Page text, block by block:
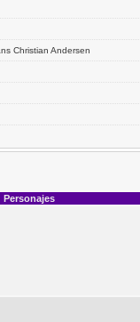
Christian Andersen
Personajes